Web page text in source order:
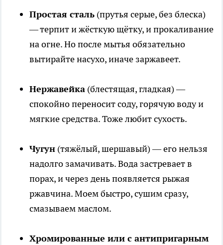
Простая сталь (прутья серые, без блеска)
— терпит и жёсткую щётку, и прокаливание
на огне. Но после мытья обязательно
вытирайте насухо, иначе заржавеет.
Нержавейка (блестящая, гладкая) —
спокойно переносит соду, горячую воду и
мягкие средства. Тоже любит сухость.
Чугун (тяжёлый, шершавый) — его нельзя
надолго замачивать. Вода застревает в
порах, и через день появляется рыжая
ржавчина. Моем быстро, сушим сразу,
смазываем маслом.
Хромированные или с антипригарным